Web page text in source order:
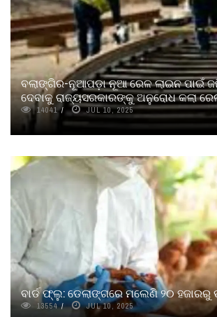
ବଲାଙ୍ଗିର-ନୂଆପଡ଼ା ନୂଆ ରେଳ ଲାଇନ ପାଇଁ
ଦେବାକୁ ରାଜ୍ୟସରକାରଙ୍କୁ ଅନୁରୋଧ କଲା
14041 JUL 10, 2025
ବାର୍ଡ ଫ୍ଲୁ: ଡେଲାଙ୍ଗରେ ମଲେଣି ୨୦ ହଜାରରୁ
13554 JUL 10, 2025